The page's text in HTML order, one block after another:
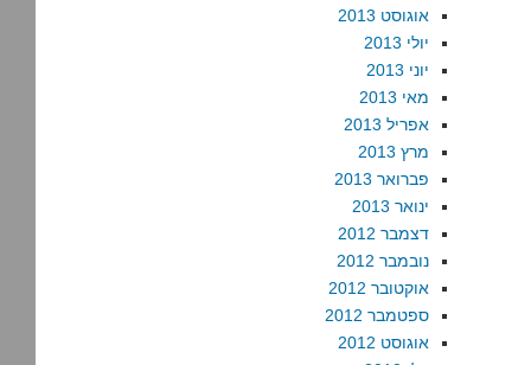
אוגוסט 2013
יולי 2013
יוני 2013
מאי 2013
אפריל 2013
מרץ 2013
פברואר 2013
ינואר 2013
דצמבר 2012
נובמבר 2012
אוקטובר 2012
ספטמבר 2012
אוגוסט 2012